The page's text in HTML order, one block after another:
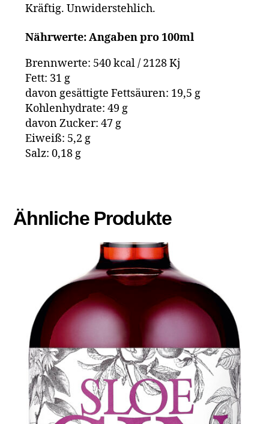
Kräftig. Unwiderstehlich.
Nährwerte: Angaben pro 100ml
Brennwerte: 540 kcal / 2128 Kj
Fett: 31 g
davon gesättigte Fettsäuren: 19,5 g
Kohlenhydrate: 49 g
davon Zucker: 47 g
Eiweiß: 5,2 g
Salz: 0,18 g
Ähnliche Produkte